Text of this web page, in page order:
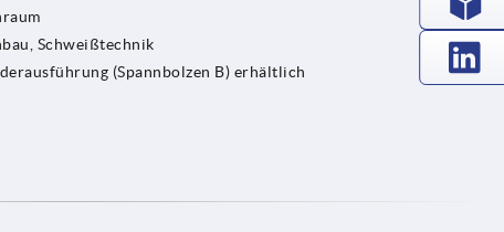
Schweißtechnik
(Spannbolzen B) erhältlich